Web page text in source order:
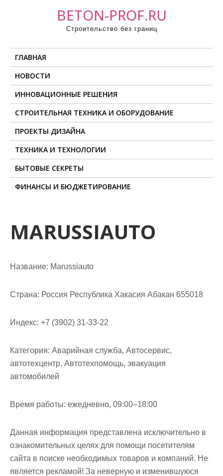
BETON-PROF.RU
Строительство без границ
ГЛАВНАЯ
НОВОСТИ
ИННОВАЦИОННЫЕ РЕШЕНИЯ
СТРОИТЕЛЬНАЯ ТЕХНИКА И ОБОРУДОВАНИЕ
ПРОЕКТЫ ДИЗАЙНА
ТЕХНИКА И ТЕХНОЛОГИИ
БЫТОВЫЕ СЕКРЕТЫ
ФИНАНСЫ И БЮДЖЕТИРОВАНИЕ
MARUSSIAUTO
Название: Marussiauto
Страна: Россия Республика Хакасия Абакан 655018
Индекс: +7 (3902) 31-33-22
Категория: Аварийная служба, Автосервис,
автотехцентр, Автотехпомощь, эвакуация
автомобилей
Время работы: ежедневно, 09:00–18:00
Данная информация представлена исключительно в
ознакомительных целях для помощи посетителям
сайта в поиске необходимых товаров и компаний. Не
является рекламой! За неверную и изменившуюся